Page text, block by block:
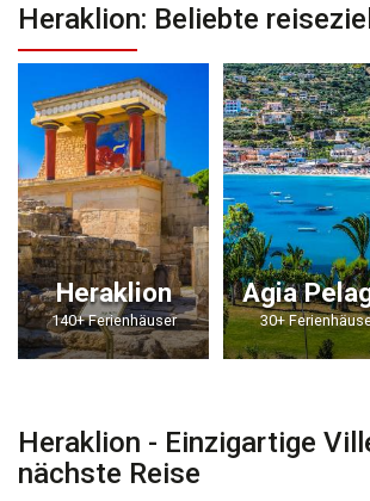
Heraklion: Beliebte
Heraklion
140+ Ferienhäuser
Agia
30+
Heraklion - Einzigartige
nächste Reise